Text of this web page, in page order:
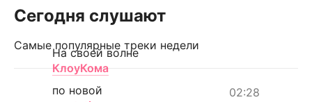
Сегодня слушают
Самые популярные треки недели
На своей волне
КлоуКома
02:28
по новой